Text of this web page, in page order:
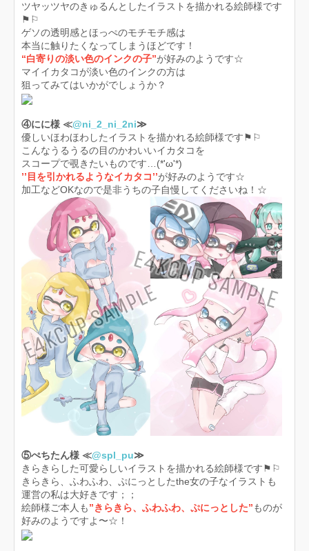
ツヤッツヤのきゅるんとしたイラストを描かれる絵師様です
⚑︎⚐︎
ゲソの透明感とほっぺのモチモチ感は
本当に触りたくなってしまうほどです！
“白寄りの淡い色のインクの子”が好みのようです☆
マイイカタコが淡い色のインクの方は
狙ってみてはいかがでしょうか？
④にに様 ≪@ni_2_ni_2ni≫
優しいほわほわしたイラストを描かれる絵師様です⚑︎⚐︎
こんなうるうるの目のかわいいイカタコを
スコープで覗きたいものです…(*'ω'*)
’’目を引かれるようなイカタコ’’が好みのようです☆
加工などOKなので是非うちの子自慢してくださいね！☆
⑤ぺちたん様 ≪@spl_pu≫
きらきらした可愛らしいイラストを描かれる絵師様です⚑︎⚐︎
きらきら、ふわふわ、ぷにっとしたthe女の子なイラストも
運営の私は大好きです；；
絵師様ご本人も”きらきら、ふわふわ、ぷにっとした”ものが
好みのようですよ〜☆！